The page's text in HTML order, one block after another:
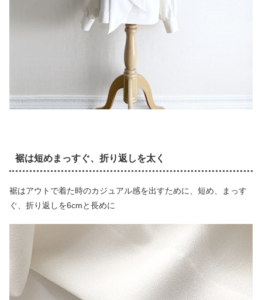
裾は短めまっすぐ、折り返しを太く
裾はアウトで着た時のカジュアル感を出すために、短め、まっす
ぐ、折り返しを6cmと長めに